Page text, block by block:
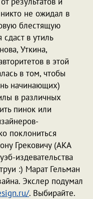
не ожидал в
блестящую
в утиль
Уткина,
в этой
в том, чтобы
начинающих)
в различных
пинок или
поклониться
Грековичу (АКА
издевательства
:) Марат Гельман
Экслер подумал
. Выбирайте.